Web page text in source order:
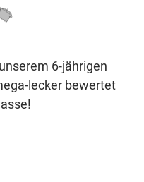
6-jährigen
lecker bewertet